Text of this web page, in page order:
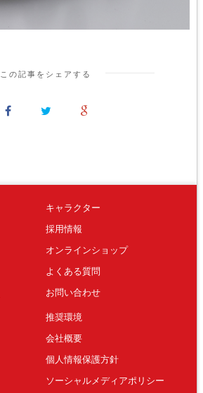
この記事をシェアする
キャラクター
採用情報
オンラインショップ
よくある質問
お問い合わせ
推奨環境
会社概要
個人情報保護方針
ソーシャルメディアポリシー